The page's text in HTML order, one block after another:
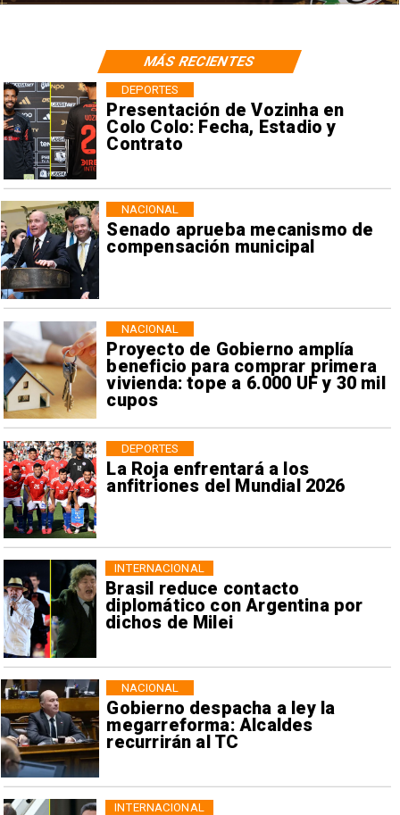
Presentación de Vozinha en
Colo Colo: Fecha, Estadio y
Contrato
DEPORTES
Senado aprueba mecanismo de
compensación municipal
NACIONAL
Proyecto de Gobierno amplía
beneficio para comprar primera
vivienda: tope a 6.000 UF y 30 mil
cupos
NACIONAL
La Roja enfrentará a los
anfitriones del Mundial 2026
DEPORTES
Brasil reduce contacto
diplomático con Argentina por
dichos de Milei
INTERNACIONAL
Gobierno despacha a ley la
megarreforma: Alcaldes
recurrirán al TC
NACIONAL
INTERNACIONAL
MÁS RECIENTES